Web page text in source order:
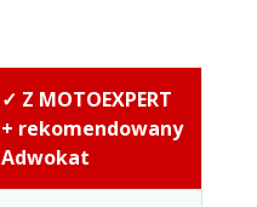
✓ Z MOTOEXPERT
+ rekomendowany
Adwokat